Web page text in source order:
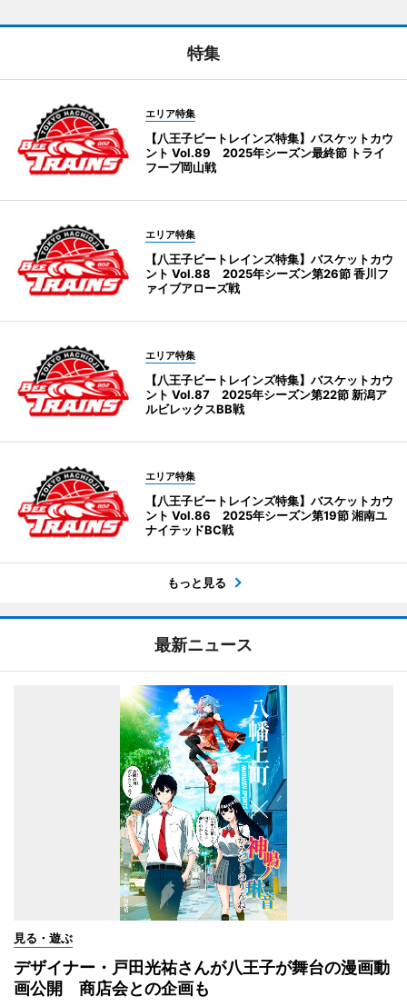
特集
エリア特集
【八王子ビートレインズ特集】バスケットカウ
ント Vol.89 2025年シーズン最終節 トライ
フープ岡山戦
エリア特集
【八王子ビートレインズ特集】バスケットカウ
ント Vol.88 2025年シーズン第26節 香川フ
ァイブアローズ戦
エリア特集
【八王子ビートレインズ特集】バスケットカウ
ント Vol.87 2025年シーズン第22節 新潟ア
ルビレックスBB戦
エリア特集
【八王子ビートレインズ特集】バスケットカウ
ント Vol.86 2025年シーズン第19節 湘南ユ
ナイテッドBC戦
もっと見る
最新ニュース
見る・遊ぶ
デザイナー・戸田光祐さんが八王子が舞台の漫画動
画公開 商店会との企画も